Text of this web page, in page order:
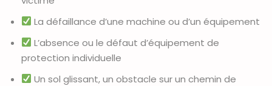
La défaillance d’une machine ou d’un équipement
L’absence ou le défaut d’équipement de
protection individuelle
Un sol glissant, un obstacle sur un chemin de